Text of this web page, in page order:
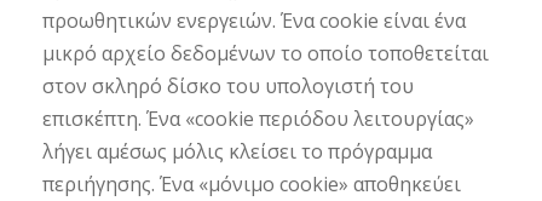
προωθητικών ενεργειών. Ένα cookie είναι ένα
μικρό αρχείο δεδομένων το οποίο τοποθετείται
στον σκληρό δίσκο του υπολογιστή του
επισκέπτη. Ένα «cookie περιόδου λειτουργίας»
λήγει αμέσως μόλις κλείσει το πρόγραμμα
περιήγησης. Ένα «μόνιμο cookie» αποθηκεύει